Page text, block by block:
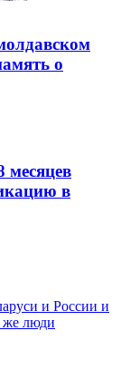
о
месяцев
в
и России и
же люди